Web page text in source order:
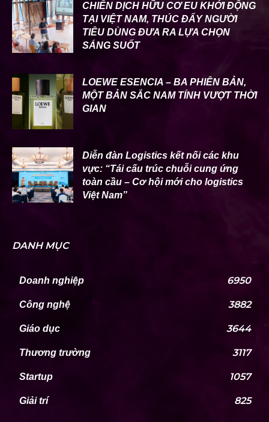
CHIẾN DỊCH HỮU CƠ EU KHỞI ĐỘNG
TẠI VIỆT NAM, THÚC ĐẨY NGƯỜI
TIÊU DÙNG ĐƯA RA LỰA CHỌN
SÁNG SUỐT
LOEWE ESENCIA – BA PHIÊN BẢN,
MỘT BẢN SẮC NAM TÍNH VƯỢT THỜI
GIAN
Diễn đàn Logistics kết nối các khu
vực: “Tái cấu trúc chuỗi cung ứng
toàn cầu – Cơ hội mới cho logistics
Việt Nam”
DANH MỤC
Doanh nghiệp 6950
Công nghệ 3882
Giáo dục 3644
Thương trường 3117
Startup 1057
Giải trí 825